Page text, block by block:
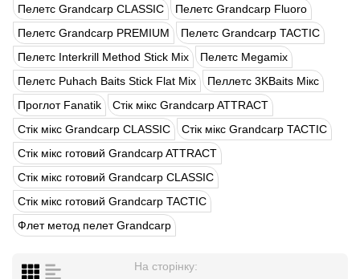
Пелетс Grandcarp CLASSIC
Пелетс Grandcarp Fluoro
Пелетс Grandcarp PREMIUM
Пелетс Grandcarp TACTIC
Пелетс Interkrill Method Stick Mix
Пелетс Megamix
Пелетс Puhach Baits Stick Flat Mix
Пеллетс 3KBaits Мікс
Проглот Fanatik
Стік мікс Grandcarp ATTRACT
Стік мікс Grandcarp CLASSIC
Стік мікс Grandcarp TACTIC
Стік мікс готовий Grandcarp ATTRACT
Стік мікс готовий Grandcarp CLASSIC
Стік мікс готовий Grandcarp TACTIC
Флет метод пелет Grandcarp
На сторінку: